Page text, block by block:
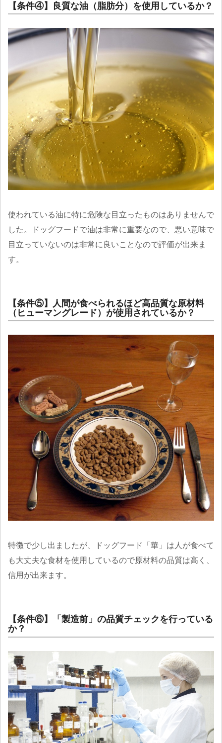
【条件④】良質な油（脂肪分）を使用しているか？
使われている油に特に危険な目立ったものはありませんで
した。ドッグフードで油は非常に重要なので、悪い意味で
目立っていないのは非常に良いことなので評価が出来ま
す。
【条件⑤】人間が食べられるほど高品質な原材料
（ヒューマングレード）が使用されているか？
特徴で少し出ましたが、ドッグフード「華」は人が食べて
も大丈夫な食材を使用しているので原材料の品質は高く、
信用が出来ます。
【条件⑥】「製造前」の品質チェックを行っている
か？